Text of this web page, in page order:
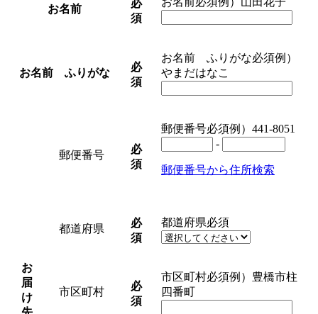
お名前
必
須
お名前 ふりがな
必
須
お名前 ふりがな必須例）
やまだはなこ
お
届
け
郵便番号
必
須
郵便番号必須例）441-8051
-
郵便番号から住所検索
都道府県
必
須
都道府県必須
市区町村
必
須
市区町村必須例）豊橋市柱
四番町